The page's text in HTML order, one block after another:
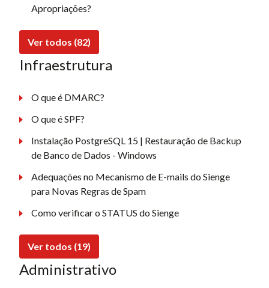
Apropriações?
Ver todos (82)
Infraestrutura
O que é DMARC?
O que é SPF?
Instalação PostgreSQL 15 | Restauração de Backup
de Banco de Dados - Windows
Adequações no Mecanismo de E-mails do Sienge
para Novas Regras de Spam
Como verificar o STATUS do Sienge
Ver todos (19)
Administrativo